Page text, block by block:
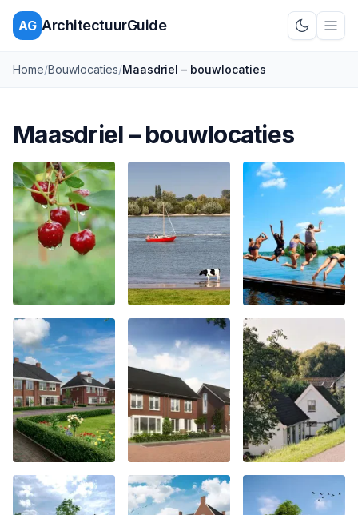
AG ArchitectuurGuide
Schakel
Home/Bouwlocaties/Maasdriel – bouwlocaties
Maasdriel – bouwlocaties